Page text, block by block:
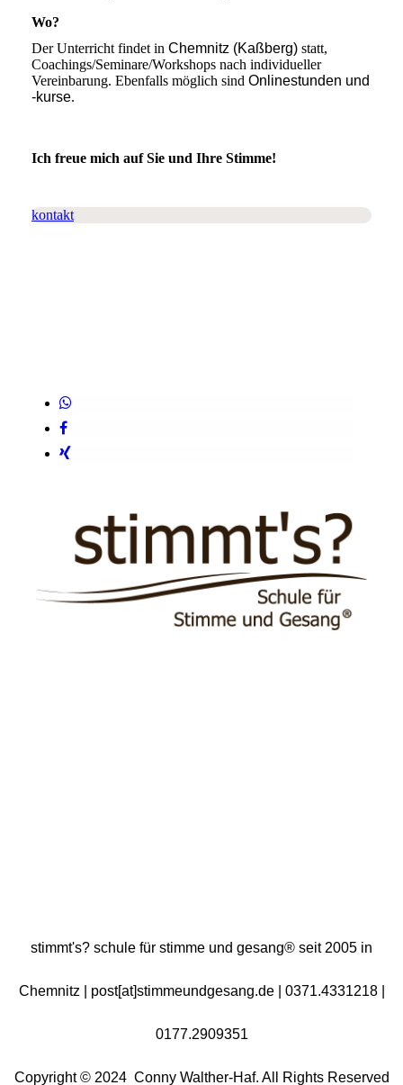
Wo?
Der Unterricht findet in Chemnitz (Kaßberg) statt,
Coachings/Seminare/Workshops nach individueller
Vereinbarung. Ebenfalls möglich sind Onlinestunden und
-kurse.
Ich freue mich auf Sie und Ihre Stimme!
kontakt
stimmt's? schule für stimme und gesang® seit2005 in
Chemnitz | post[at]stimmeundgesang.de | 0371.4331218 |
0177.2909351
Copyright © 2024 Conny Walther-Haf. All Rights Reserved